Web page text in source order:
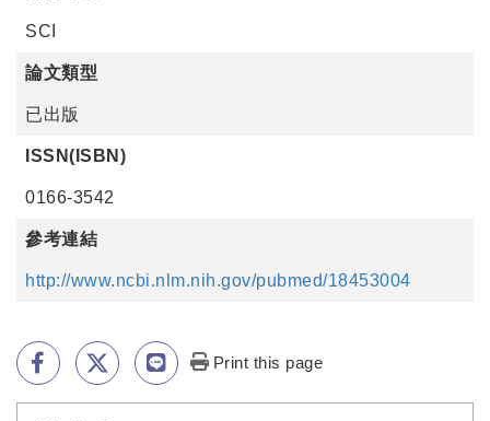
SCI
論文類型
已出版
ISSN(ISBN)
0166-3542
參考連結
http://www.ncbi.nlm.nih.gov/pubmed/18453004
Print this page